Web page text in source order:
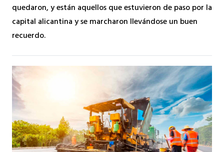
quedaron, y están aquellos que estuvieron de paso por la
capital alicantina y se marcharon llevándose un buen
recuerdo.